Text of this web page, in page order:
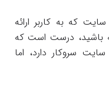
که به کاربر ارائه
باشید، درست است که
سروکار دارد، اما